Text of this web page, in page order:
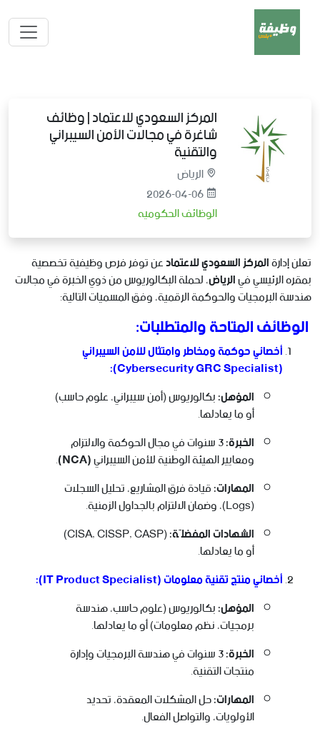
المركز السعودي للاعتماد | وظائف
شاغرة في مجالات الأمن السيبراني
والتقنية
الرياض
2026-04-06
الوظائف الحكوميه
تعلن إدارةالمركز السعودي للاعتمادعن توفر فرص وظيفية تخصصية
بمقره الرئيسي فيالرياض، لحملة البكالوريوس من ذوي الخبرة في مجالات
هندسة البرمجيات والحوكمة الرقمية، وفق المسميات التالية:
الوظائف المتاحة والمتطلبات:
أخصائي حوكمة ومخاطر وامتثال للأمن السيبراني
(Cybersecurity GRC Specialist):
المؤهل:بكالوريوس (أمن سيبراني، علوم حاسب)
أو ما يعادلها.
الخبرة: 3 سنوات في مجال الحوكمة والالتزام
ومعايير الهيئة الوطنية للأمن السيبراني(NCA)
.
المهارات:قيادة فرق المشاريع، تحليل السجلات
(Logs)، وضمان الالتزام بالجداول الزمنية.
الشهادات المفضلّة:
(CISA, CISSP, CASP)
أو ما يعادلها.
أخصائي منتج تقنية معلومات (IT Product Specialist):
المؤهل:بكالوريوس (علوم حاسب، هندسة
برمجيات، نظم معلومات) أو ما يعادلها.
الخبرة: 3 سنوات في هندسة البرمجيات وإدارة
منتجات التقنية.
المهارات:حل المشكلات المعقدة، تحديد
الأولويات، والتواصل الفعال.